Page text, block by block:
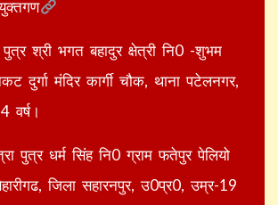
पुत्र श्री भगत बहादुर क्षेत्री नि0 -शुभम
दुर्गा मंदिर कार्गी चौक, थाना पटेलनगर,
वर्ष।
पुत्र धर्म सिंह नि0 ग्राम फतेपुर पेलियो
जिला सहारनपुर, उ0प्र0, उम्र-19